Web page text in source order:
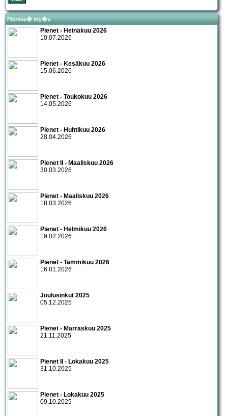
Pieniss� my�s
Pienet - Heinäkuu 2026
10.07.2026
Pienet - Kesäkuu 2026
15.06.2026
Pienet - Toukokuu 2026
14.05.2026
Pienet - Huhtikuu 2026
28.04.2026
Pienet II - Maaliskuu 2026
30.03.2026
Pienet - Maaliskuu 2026
18.03.2026
Pienet - Helmikuu 2026
19.02.2026
Pienet - Tammikuu 2026
16.01.2026
Joulusinkut 2025
05.12.2025
Pienet - Marraskuu 2025
21.11.2025
Pienet II - Lokakuu 2025
31.10.2025
Pienet - Lokakuu 2025
09.10.2025